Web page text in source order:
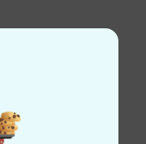
gewinne mit
über jeweils